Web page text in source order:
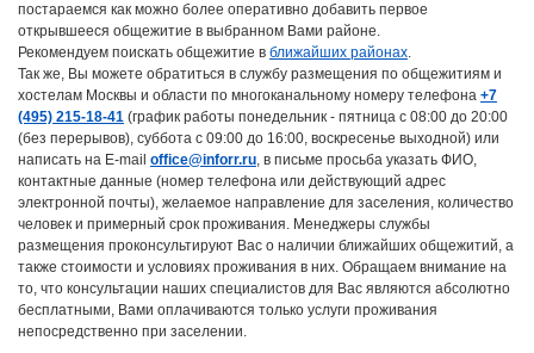
постараемся как можно более оперативно добавить первое
открывшееся общежитие в выбранном Вами районе.
Рекомендуем поискать общежитие в ближайших районах.
Так же, Вы можете обратиться в службу размещения по общежитиям и
хостелам Москвы и области по многоканальному номеру телефона +7
(495) 215-18-41 (график работы понедельник - пятница с 08:00 до 20:00
(без перерывов), суббота с 09:00 до 16:00, воскресенье выходной) или
написать на E-mail office@inforr.ru, в письме просьба указать ФИО,
контактные данные (номер телефона или действующий адрес
электронной почты), желаемое направление для заселения, количество
человек и примерный срок проживания. Менеджеры службы
размещения проконсультируют Вас о наличии ближайших общежитий, а
также стоимости и условиях проживания в них. Обращаем внимание на
то, что консультации наших специалистов для Вас являются абсолютно
бесплатными, Вами оплачиваются только услуги проживания
непосредственно при заселении.